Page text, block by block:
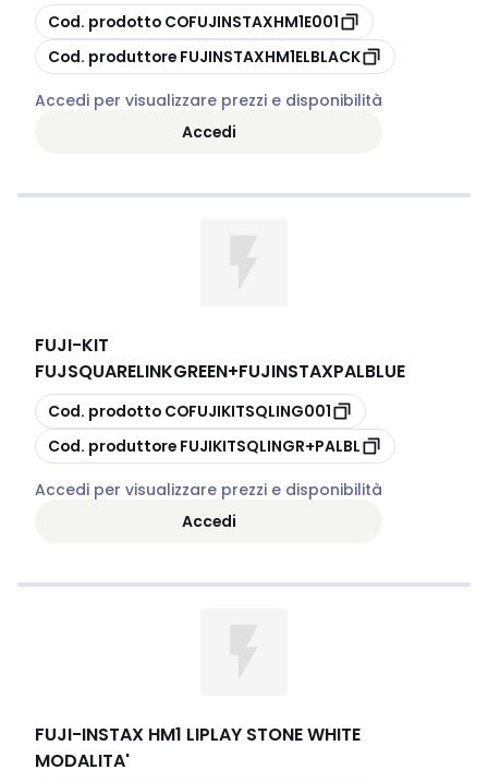
copia
Cod. prodotto COFUJINSTAXHM1E001
copia
Cod. produttore FUJINSTAXHM1ELBLACK
Accedi per visualizzare prezzi e disponibilità
Accedi
FUJI-KIT
FUJSQUARELINKGREEN+FUJINSTAXPALBLUE
copia
Cod. prodotto COFUJIKITSQLING001
copia
Cod. produttore FUJIKITSQLINGR+PALBL
Accedi per visualizzare prezzi e disponibilità
Accedi
FUJI-INSTAX HM1 LIPLAY STONE WHITE
MODALITA'